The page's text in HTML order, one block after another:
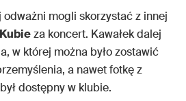
mogli skorzystać z innej
Kubieza koncert. Kawałek dalej
w której można było zostawić
a nawet fotkę z
dostępny w klubie.